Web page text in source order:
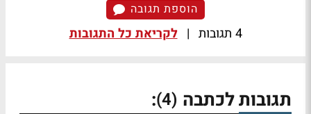
הוספת תגובה
4 תגובות | לקריאת כל התגובות
תגובות לכתבה (4)
: